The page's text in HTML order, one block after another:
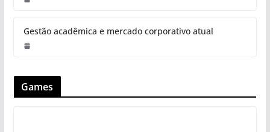
Gestão acadêmica e mercado corporativo atual
Games